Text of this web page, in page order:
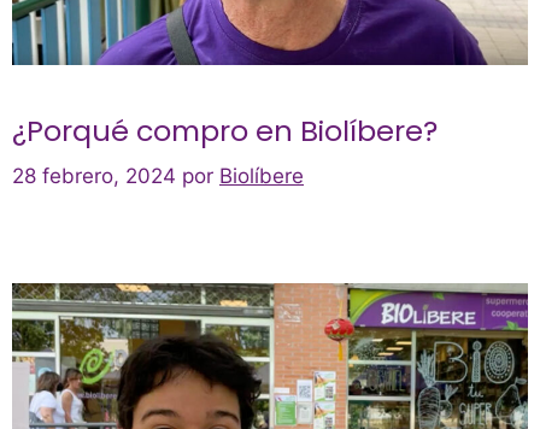
¿Porqué compro en Biolíbere?
28 febrero, 2024 por Biolíbere